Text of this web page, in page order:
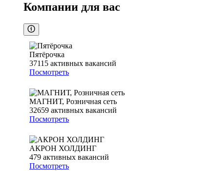
Компании для вас
Пятёрочка
37115 активных вакансий
Посмотреть
МАГНИТ, Розничная сеть
32659 активных вакансий
Посмотреть
АКРОН ХОЛДИНГ
479 активных вакансий
Посмотреть